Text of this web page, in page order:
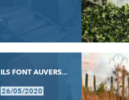
ILS FONT AUVERS...
26/05/2020